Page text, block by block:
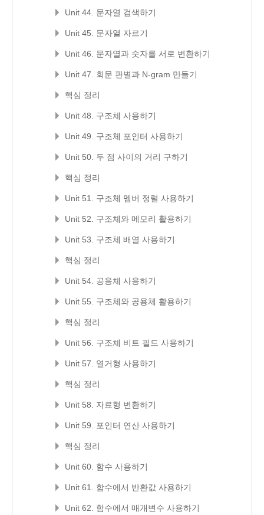
Unit 44. 문자열 검색하기
Unit 45. 문자열 자르기
Unit 46. 문자열과 숫자를 서로 변환하기
Unit 47. 회문 판별과 N-gram 만들기
핵심 정리
Unit 48. 구조체 사용하기
Unit 49. 구조체 포인터 사용하기
Unit 50. 두 점 사이의 거리 구하기
핵심 정리
Unit 51. 구조체 멤버 정렬 사용하기
Unit 52. 구조체와 메모리 활용하기
Unit 53. 구조체 배열 사용하기
핵심 정리
Unit 54. 공용체 사용하기
Unit 55. 구조체와 공용체 활용하기
핵심 정리
Unit 56. 구조체 비트 필드 사용하기
Unit 57. 열거형 사용하기
핵심 정리
Unit 58. 자료형 변환하기
Unit 59. 포인터 연산 사용하기
핵심 정리
Unit 60. 함수 사용하기
Unit 61. 함수에서 반환값 사용하기
Unit 62. 함수에서 매개변수 사용하기